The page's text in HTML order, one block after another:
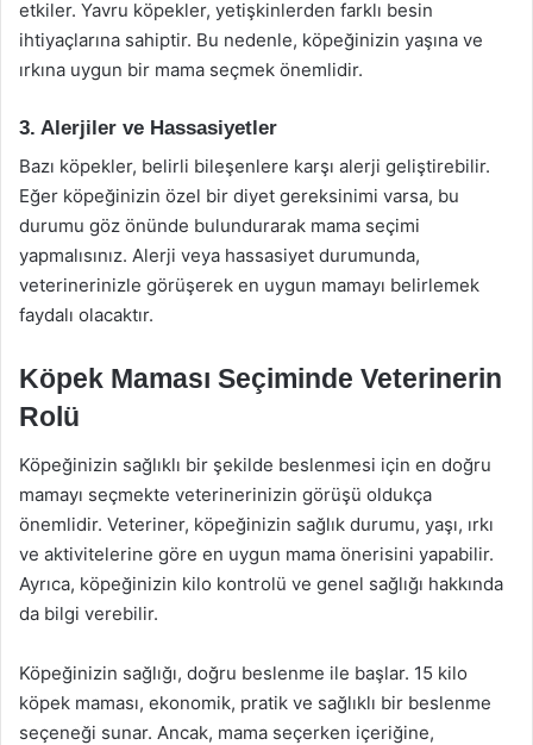
etkiler. Yavru köpekler, yetişkinlerden farklı besin
ihtiyaçlarına sahiptir. Bu nedenle, köpeğinizin yaşına ve
ırkına uygun bir mama seçmek önemlidir.
3. Alerjiler ve Hassasiyetler
Bazı köpekler, belirli bileşenlere karşı alerji geliştirebilir.
Eğer köpeğinizin özel bir diyet gereksinimi varsa, bu
durumu göz önünde bulundurarak mama seçimi
yapmalısınız. Alerji veya hassasiyet durumunda,
veterinerinizle görüşerek en uygun mamayı belirlemek
faydalı olacaktır.
Köpek Maması Seçiminde Veterinerin
Rolü
Köpeğinizin sağlıklı bir şekilde beslenmesi için en doğru
mamayı seçmekte veterinerinizin görüşü oldukça
önemlidir. Veteriner, köpeğinizin sağlık durumu, yaşı, ırkı
ve aktivitelerine göre en uygun mama önerisini yapabilir.
Ayrıca, köpeğinizin kilo kontrolü ve genel sağlığı hakkında
da bilgi verebilir.
Köpeğinizin sağlığı, doğru beslenme ile başlar. 15 kilo
köpek maması, ekonomik, pratik ve sağlıklı bir beslenme
seçeneği sunar. Ancak, mama seçerken içeriğine,